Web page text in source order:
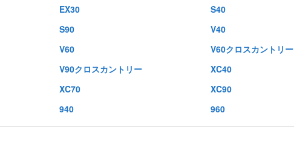
EX30 S40
S90 V40
V60 V60クロスカントリー
V90クロスカントリー XC40
XC70 XC90
940 960